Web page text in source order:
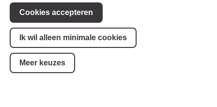
Cookies accepteren
Ik wil alleen minimale cookies
Meer keuzes
Werken bij Geef een gift
Contact